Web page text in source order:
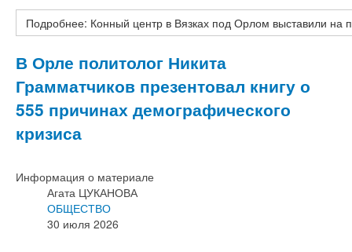
Подробнее: Конный центр в Вязках под Орлом выставили на
В Орле политолог Никита
Грамматчиков презентовал книгу о
555 причинах демографического
кризиса
Информация о материале
Агата ЦУКАНОВА
ОБЩЕСТВО
30 июля 2026